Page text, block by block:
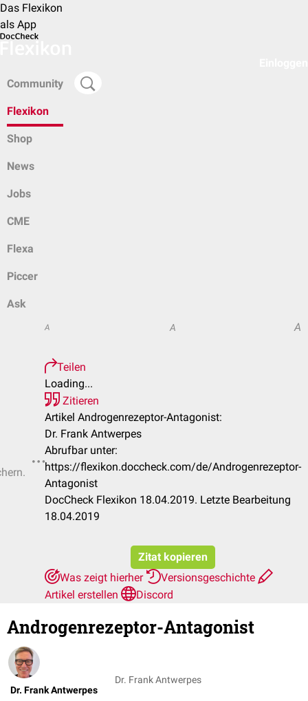
Das Flexikon
als App
Community
Flexikon
Shop
News
Jobs
CME
Flexa
Piccer
Ask
A A A
Teilen
Loading...
Zitieren
Artikel Androgenrezeptor-Antagonist:
Dr. Frank Antwerpes
Abrufbar unter:
https://flexikon.doccheck.com/de/Androgenrezeptor-
Antagonist
DocCheck Flexikon 18.04.2019. Letzte Bearbeitung
18.04.2019
Zitat kopieren
Was zeigt hierher
Versionsgeschichte
Artikel erstellen
Discord
Androgenrezeptor-Antagonist
Dr. Frank Antwerpes
Dr. Frank Antwerpes